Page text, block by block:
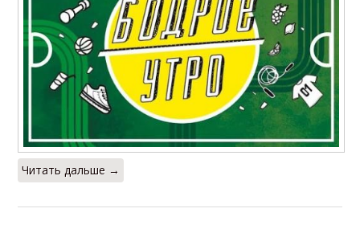
Читать дальше →